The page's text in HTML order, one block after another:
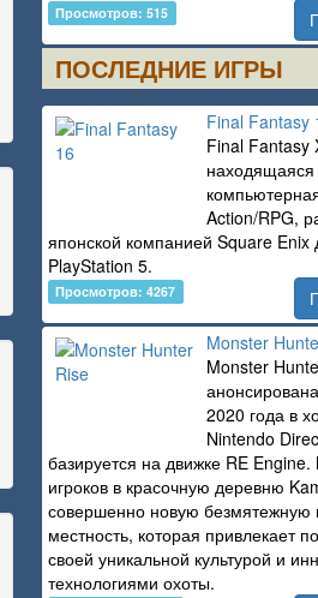
Просмотров: 515
ПОСЛЕДНИЕ ИГРЫ
Final Fantasy
Final
находящаяся
Action/RPG,
японской компанией Square Enix
PlayStation 5.
Просмотров: 4267
Monster
Monster
2020 года в
Nintendo
базируется на движке RE
игроков в красочную деревню
совершенно новую безмятежную
местность, которая привлекает
своей уникальной культурой и
технологиями охоты.